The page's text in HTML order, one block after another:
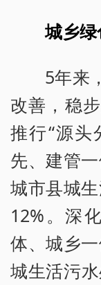
城乡
5年来
改善，稳
推行“源头
先、建管
城市县城
12%。深
体、城乡
城生活污